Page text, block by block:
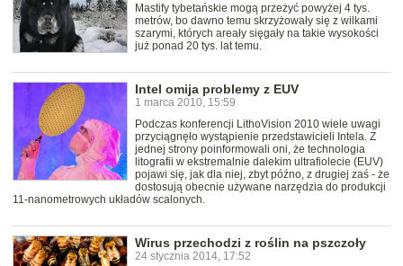
Mastify tybetańskie mogą przeżyć powyżej 4 tys.
metrów, bo dawno temu skrzyżowały się z wilkami
szarymi, których areały sięgały na takie wysokości
już ponad 20 tys. lat temu.
Intel omija problemy z EUV
1 marca 2010, 15:59
Podczas konferencji LithoVision 2010 wiele uwagi
przyciągnęło wystąpienie przedstawicieli Intela. Z
jednej strony poinformowali oni, że technologia
litografii w ekstremalnie dalekim ultrafiolecie (EUV)
pojawi się, jak dla niej, zbyt późno, z drugiej zaś - że
dostosują obecnie używane narzędzia do produkcji
11-nanometrowych układów scalonych.
Wirus przechodzi z roślin na pszczoły
24 stycznia 2014, 17:52